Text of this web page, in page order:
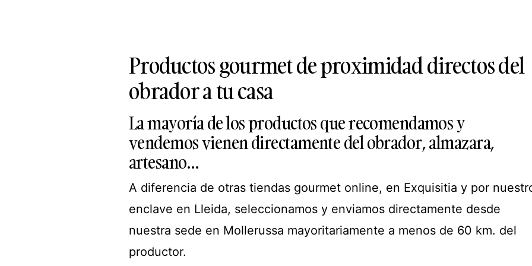
Productos gourmet de proximidad directos del
obrador a tu casa
La mayoría de los productos que recomendamos y
vendemos vienen directamente del obrador, almazara,
artesano…
A diferencia de otras tiendas gourmet online, en Exquisitia y por
enclave en Lleida, seleccionamos y enviamos directamente desde
nuestra sede en Mollerussa mayoritariamente a menos de 60 km. del
productor.